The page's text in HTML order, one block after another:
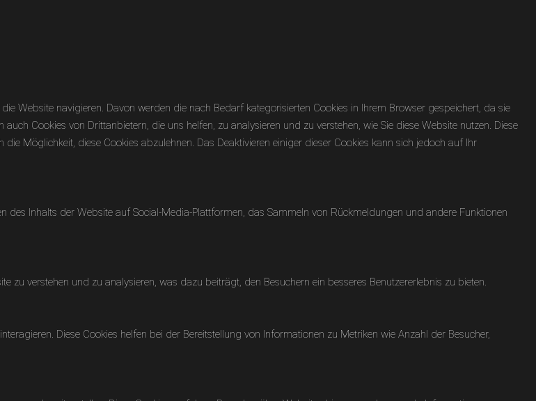
Website navigieren. Davon werden die nach Bedarf kategorisierten Cookies in Ihrem Browser gespeichert, da sie
Cookies von Drittanbietern, die uns helfen, zu analysieren und zu verstehen, wie Sie diese Website nutzen. Diese
Möglichkeit, diese Cookies abzulehnen. Das Deaktivieren einiger dieser Cookies kann sich jedoch auf Ihr
des Inhalts der Website auf Social-Media-Plattformen, das Sammeln von Rückmeldungen und andere Funktionen
verstehen und zu analysieren, was dazu beiträgt, den Besuchern ein besseres Benutzererlebnis zu bieten.
Diese Cookies helfen bei der Bereitstellung von Informationen zu Metriken wie Anzahl der Besucher,